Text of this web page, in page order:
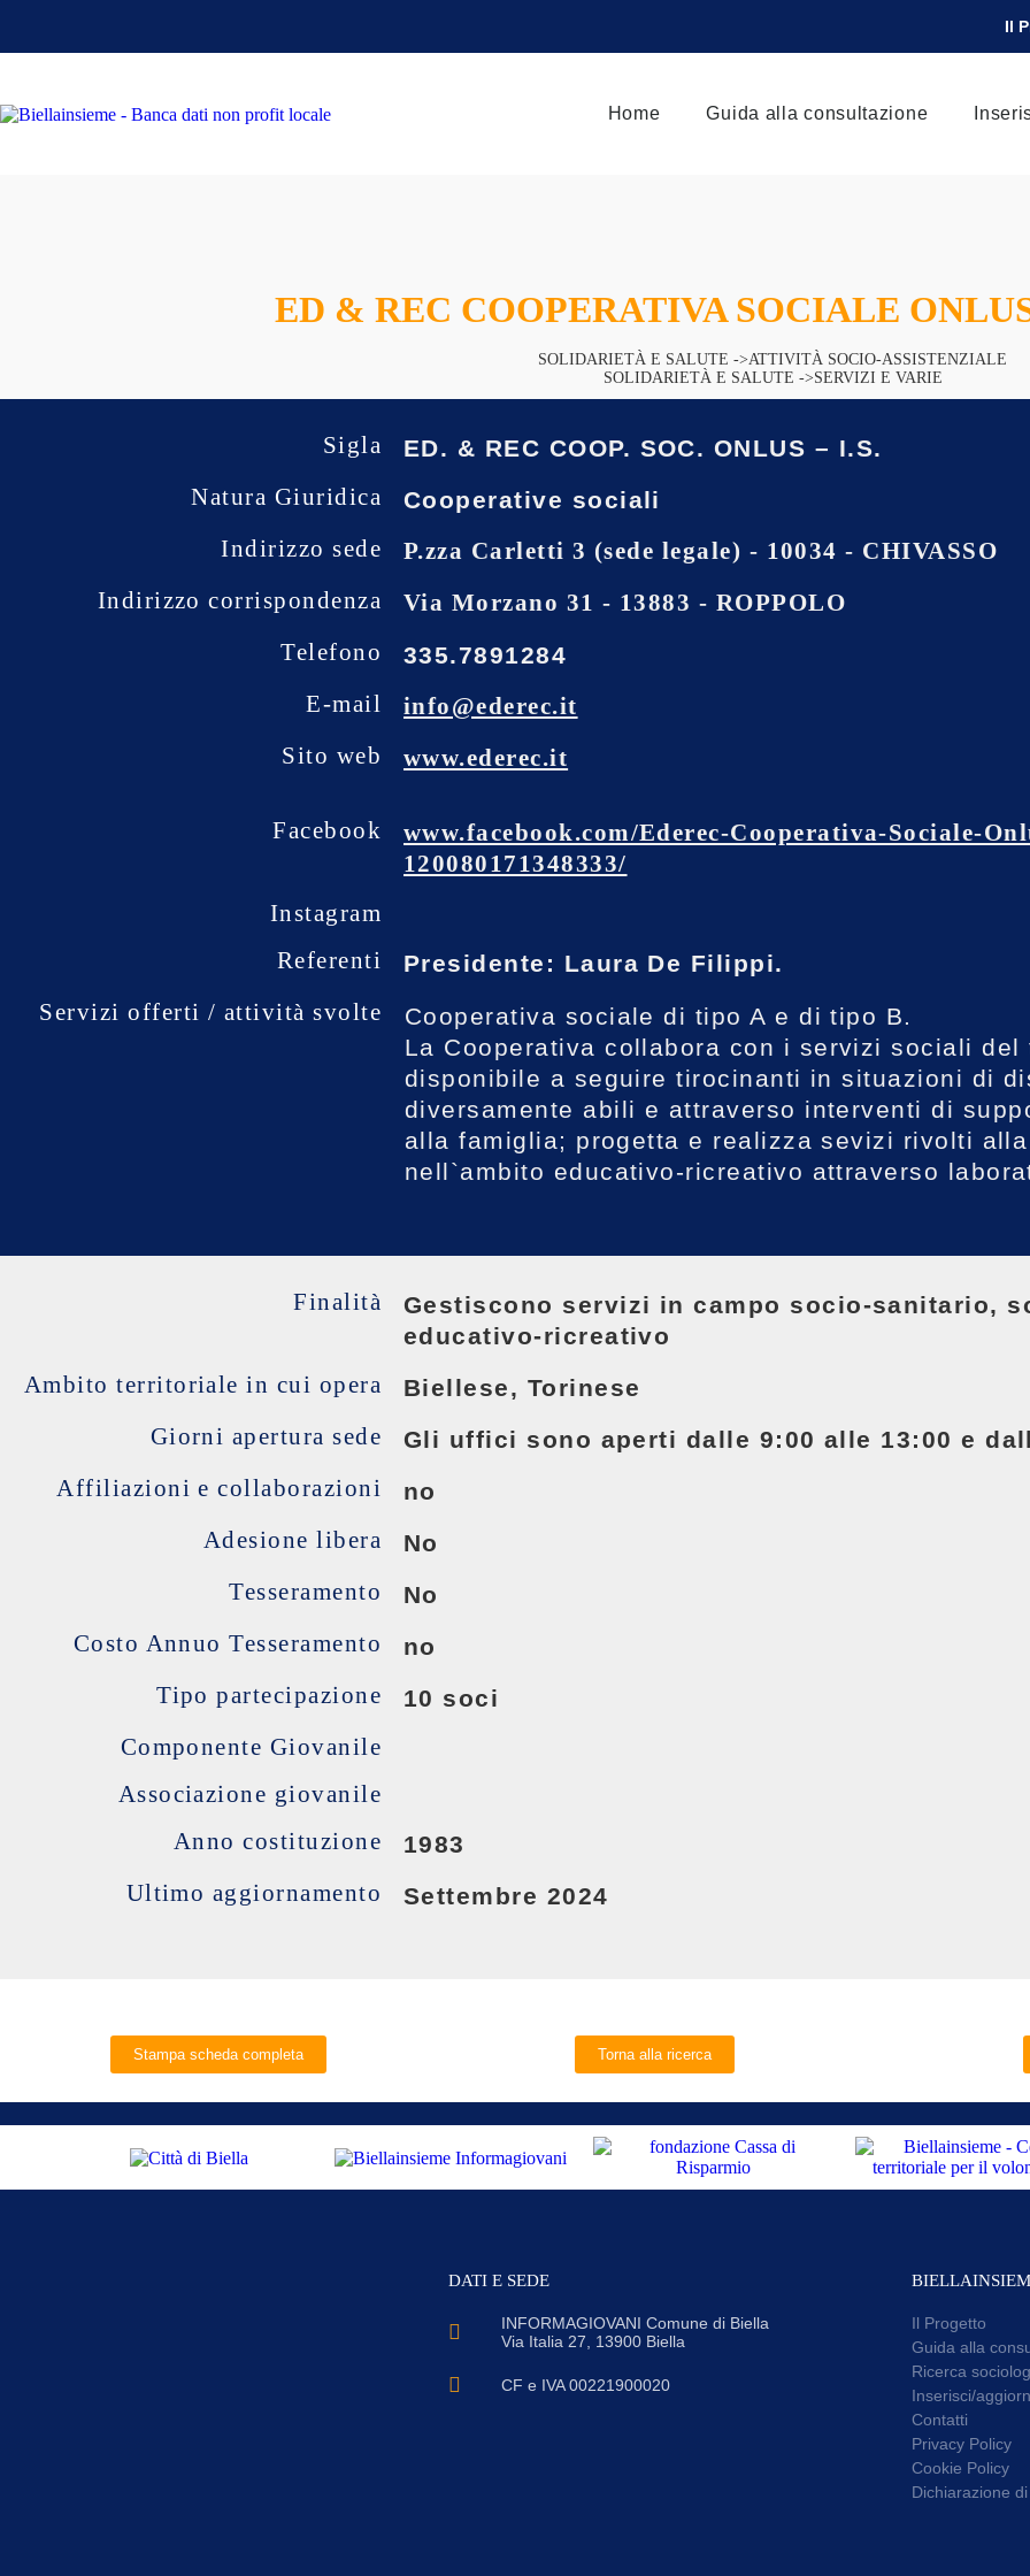
Il
Home Guida alla consultazione
ED & REC COOPERATIVA SOCIALE
SOLIDARIETÀ E SALUTE ->ATTIVITÀ SOCIO-ASSISTENZIALE
SOLIDARIETÀ E SALUTE ->SERVIZI E VARIE
Sigla ED. & REC COOP. SOC. ONLUS – I.S.
Natura Giuridica Cooperative sociali
Indirizzo sede
P.zza Carletti 3 (sede legale) - 10034 - CHIVASSO
Indirizzo corrispondenza
Via Morzano 31 - 13883 - ROPPOLO
Telefono
335.7891284
E-mail
info@ederec.it
Sito web
www.ederec.it
Facebook
www.facebook.com/Ederec-Cooperativa-Sociale-
120080171348333/
Instagram
Referenti
Presidente: Laura De Filippi.
Servizi offerti / attività svolte
Cooperativa sociale di tipo A e di tipo B.
La Cooperativa collabora con i servizi sociali del
disponibile a seguire tirocinanti in situazioni di
diversamente abili e attraverso interventi di
alla famiglia; progetta e realizza sevizi rivolti
nell`ambito educativo-ricreativo attraverso
Finalità
Gestiscono servizi in campo socio-sanitario,
educativo-ricreativo
Ambito territoriale in cui opera Biellese, Torinese
Giorni apertura sede Gli uffici sono aperti dalle 9:00 alle 13:00 e
Affiliazioni e collaborazioni no
Adesione libera No
Tesseramento No
Costo Annuo Tesseramento no
Tipo partecipazione 10 soci
Componente Giovanile
Associazione giovanile
Anno costituzione
1983
Ultimo aggiornamento Settembre 2024
Stampa scheda completa Torna alla ricerca
DATI E SEDE
INFORMAGIOVANI Comune di Biella
Via Italia 27, 13900 Biella
CF e IVA 00221900020
Il Progetto
Guida alla
Ricerca
Inserisci/
Contatti
Privacy Policy
Cookie Policy
Dichiarazione